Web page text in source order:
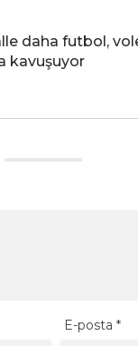
daha futbol,
kavuşuyor
E-posta*